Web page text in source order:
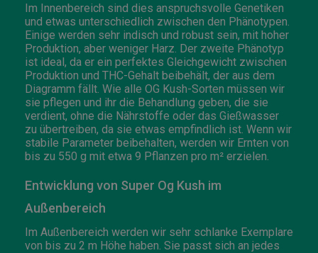
Im Innenbereich sind dies anspruchsvolle Genetiken
und etwas unterschiedlich zwischen den Phänotypen.
Einige werden sehr indisch und robust sein, mit hoher
Produktion, aber weniger Harz. Der zweite Phänotyp
ist ideal, da er ein perfektes Gleichgewicht zwischen
Produktion und THC-Gehalt beibehält, der aus dem
Diagramm fällt. Wie alle OG Kush-Sorten müssen wir
sie pflegen und ihr die Behandlung geben, die sie
verdient, ohne die Nährstoffe oder das Gießwasser
zu übertreiben, da sie etwas empfindlich ist. Wenn wir
stabile Parameter beibehalten, werden wir Ernten von
bis zu 550 g mit etwa 9 Pflanzen pro m² erzielen.
Entwicklung von Super Og Kush im
Außenbereich
Im Außenbereich werden wir sehr schlanke Exemplare
von bis zu 2 m Höhe haben. Sie passt sich an jedes